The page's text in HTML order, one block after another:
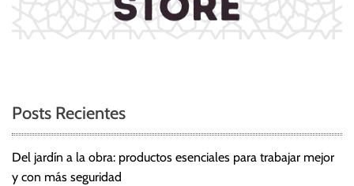
Posts Recientes
Del jardín a la obra: productos esenciales para trabajar mejor
y con más seguridad